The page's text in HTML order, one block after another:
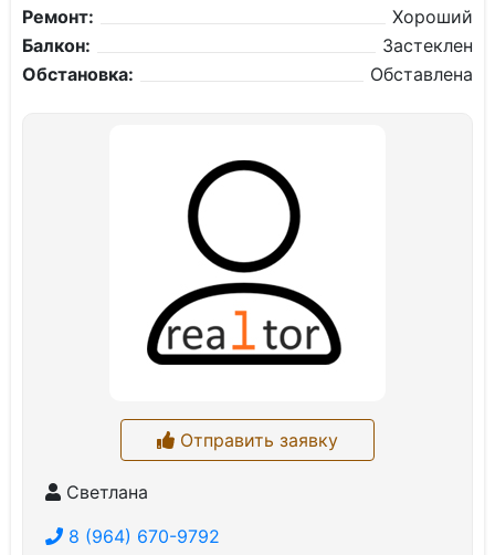
Ремонт:
Хороший
Балкон:
Застеклен
Обстановка:
Обставлена
Отправить заявку
Светлана
8 (964) 670-9792